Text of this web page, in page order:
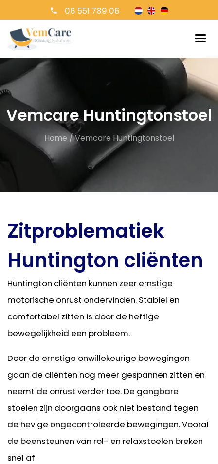
06 551 789 06
Vemcare Huntingtonstoel
Home/Vemcare Huntingtonstoel
Zitproblematiek
Huntington cliënten
Huntington cliënten kunnen zeer ernstige
motorische onrust ondervinden. Stabiel en
comfortabel zitten is door de heftige
bewegelijkheid een probleem.
Door de ernstige onwillekeurige bewegingen
gaan de cliënten nog meer gespannen zitten en
neemt de onrust verder toe. De gangbare
stoelen zijn doorgaans ook niet bestand tegen
de hevige ongecontroleerde bewegingen. Vooral
de beensteunen van rol- en relaxstoelen breken
snel af.